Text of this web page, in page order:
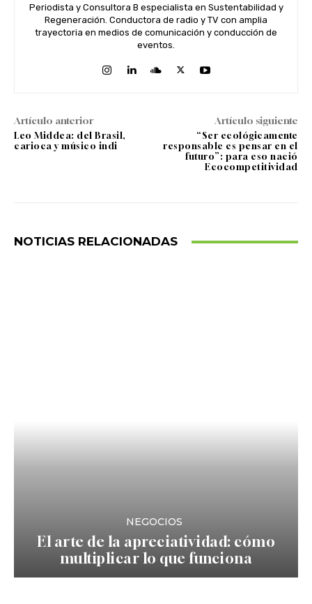
Periodista y Consultora B especialista en Sustentabilidad y
Regeneración. Conductora de radio y TV con amplia
trayectoria en medios de comunicación y conducción de
eventos.
Artículo anterior
Leo Middea: del Brasil,
carioca y músico indi
Artículo siguiente
“Ser ecológicamente
responsable es pensar en el
futuro”: para eso nació
Ecocompetitividad
NOTICIAS RELACIONADAS
NEGOCIOS
El arte de la apreciatividad: cómo
multiplicar lo que funciona